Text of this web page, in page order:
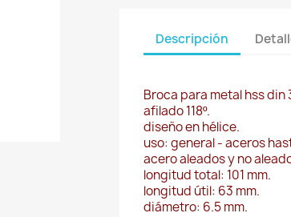
Descripción
Broca para metal hss din
afilado 118º.
diseño en hélice.
uso: general - aceros
acero aleados y no
longitud total: 101 mm.
longitud útil: 63 mm.
diámetro: 6.5 mm.